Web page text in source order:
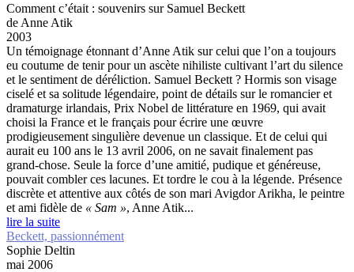
Comment c’était : souvenirs sur Samuel Beckett
de Anne Atik
2003
Un témoignage étonnant d’Anne Atik sur celui que l’on a toujours
eu coutume de tenir pour un ascète nihiliste cultivant l’art du silence
et le sentiment de déréliction. Samuel Beckett ? Hormis son visage
ciselé et sa solitude légendaire, point de détails sur le romancier et
dramaturge irlandais, Prix Nobel de littérature en 1969, qui avait
choisi la France et le français pour écrire une œuvre
prodigieusement singulière devenue un classique. Et de celui qui
aurait eu 100 ans le 13 avril 2006, on ne savait finalement pas
grand-chose. Seule la force d’une amitié, pudique et généreuse,
pouvait combler ces lacunes. Et tordre le cou à la légende. Présence
discrète et attentive aux côtés de son mari Avigdor Arikha, le peintre
et ami fidèle de « Sam », Anne Atik...
lire la suite
Beckett, passionnément
Sophie Deltin
mai 2006